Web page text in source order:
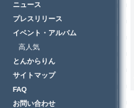
ニュース
プレスリリース
イベント・アルバム
高人気
とんからりん
サイトマップ
FAQ
お問い合わせ